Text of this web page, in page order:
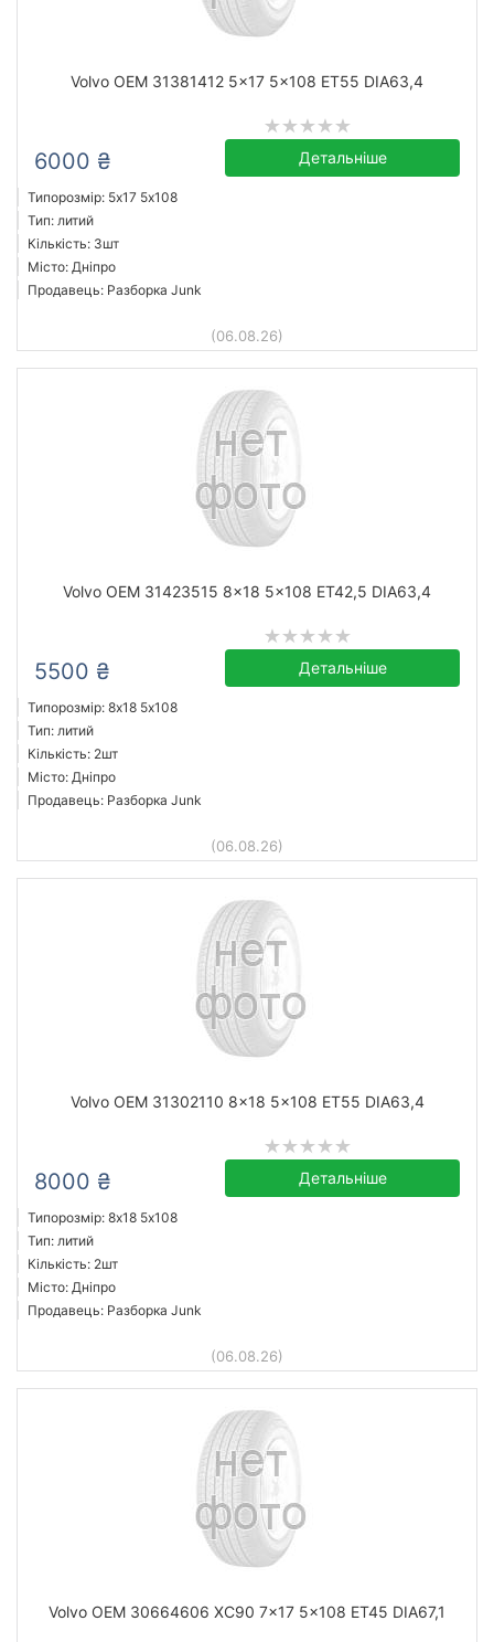
Volvo OEM 31381412 5x17 5x108 ET55 DIA63,4
6000 ₴ Детальніше
Типорозмір: 5x17 5х108
Тип: литий
Кількість: 3шт
Місто: Дніпро
Продавець: Разборка Junk
(06.08.26)
Volvo OEM 31423515 8x18 5x108 ET42,5 DIA63,4
5500 ₴ Детальніше
Типорозмір: 8x18 5х108
Тип: литий
Кількість: 2шт
Місто: Дніпро
Продавець: Разборка Junk
(06.08.26)
Volvo OEM 31302110 8x18 5x108 ET55 DIA63,4
8000 ₴ Детальніше
Типорозмір: 8x18 5х108
Тип: литий
Кількість: 2шт
Місто: Дніпро
Продавець: Разборка Junk
(06.08.26)
Volvo OEM 30664606 XC90 7x17 5x108 ET45 DIA67,1